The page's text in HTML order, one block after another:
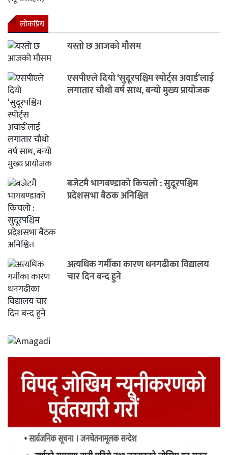
लाेकप्रिय
यस्तो छ आजको मौसम
एसपीएले दियो ‘सुदूरपश्चिम स्पोर्ट्स अवार्ड’लाई
लगातार चौथो वर्ष साथ, बन्यो मुख्य प्रायोजक
बजेटमै भागबण्डाको किचलो : सुदूरपश्चिम
प्रदेशसभा बैठक अनिश्चित
अत्यधिक गर्मीका कारण धनगढीका विद्यालय
चार दिन बन्द हुने